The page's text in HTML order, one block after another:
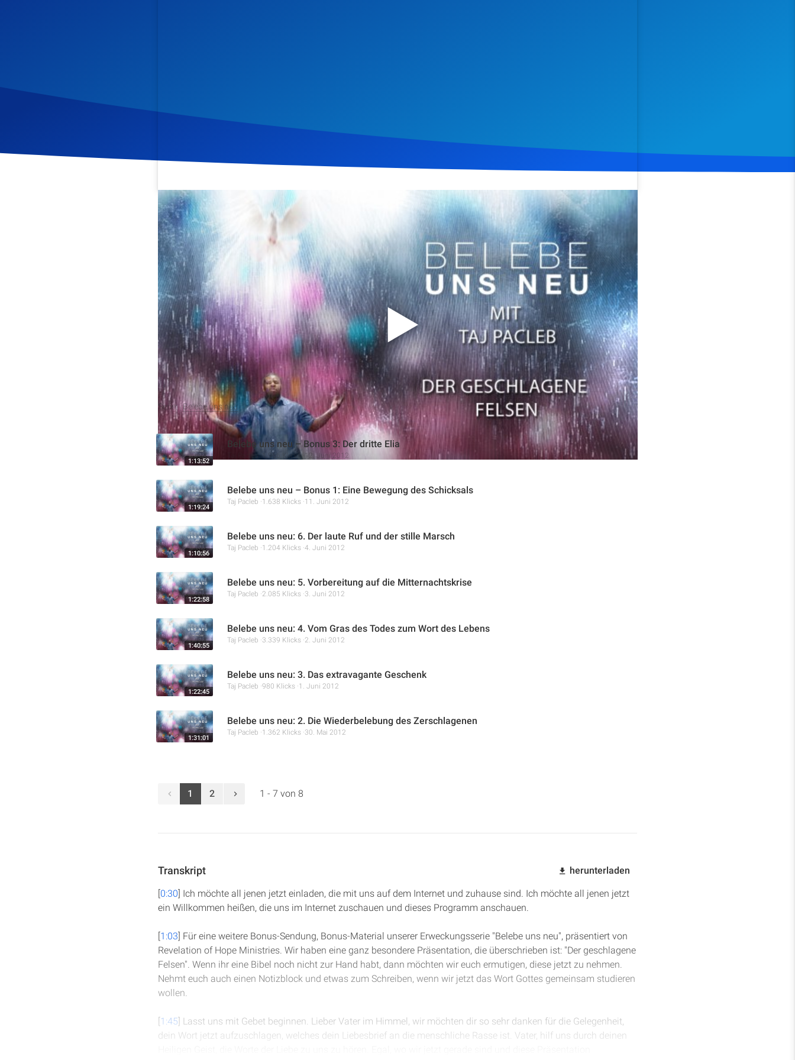
Veröffentlicht am 11. Juni 2012 Download Teilen
Diese Bonus-Sendung der Erweckungsserie „Belebe uns neu“ mit dem Titel „Der geschlagene Felsen“ beleuchtet die
tiefere Bedeutung biblischer Ereignisse. Anhand des Beispiels des geschlagenen Felsens in der Wüste wird die
Symbolik von Gottes Liebe, Gnade und dem Opfer Jesu Christi für die Erlösung der Menschheit erklärt. Das Video
lädt dazu ein, die eigene Beziehung zu Gott zu vertiefen und die Kraft des Heiligen Geistes im Leben zu erfahren.
Weitere Aufnahmen
Serie: Belebe uns neu
1:13:52
Belebe uns neu – Bonus 3: Der dritte Elia
Taj Pacleb 1.966 Klicks 12. Juni 2012
1:19:24
Belebe uns neu – Bonus 1: Eine Bewegung des Schicksals
Taj Pacleb 1.638 Klicks 11. Juni 2012
1:10:56
Belebe uns neu: 6. Der laute Ruf und der stille Marsch
Taj Pacleb 1.204 Klicks 4. Juni 2012
1:22:58
Belebe uns neu: 5. Vorbereitung auf die Mitternachtskrise
Taj Pacleb 2.085 Klicks 3. Juni 2012
1:40:55
Belebe uns neu: 4. Vom Gras des Todes zum Wort des Lebens
Taj Pacleb 3.339 Klicks 2. Juni 2012
1:22:45
Belebe uns neu: 3. Das extravagante Geschenk
Taj Pacleb 980 Klicks 1. Juni 2012
1:31:01
Belebe uns neu: 2. Die Wiederbelebung des Zerschlagenen
Taj Pacleb 1.362 Klicks 30. Mai 2012
1 2 1 - 7 von 8
Transkript herunterladen
[0:30] Ich möchte all jenen jetzt einladen, die mit uns auf dem Internet und zuhause sind. Ich möchte all jenen jetzt
ein Willkommen heißen, die uns im Internet zuschauen und dieses Programm anschauen.
[1:03] Für eine weitere Bonus-Sendung, Bonus-Material unserer Erweckungsserie "Belebe uns neu", präsentiert von
Revelation of Hope Ministries. Wir haben eine ganz besondere Präsentation, die überschrieben ist: "Der geschlagene
Felsen". Wenn ihr eine Bibel noch nicht zur Hand habt, dann möchten wir euch ermutigen, diese jetzt zu nehmen.
Nehmt euch auch einen Notizblock und etwas zum Schreiben, wenn wir jetzt das Wort Gottes gemeinsam studieren
wollen.
[1:45] Lasst uns mit Gebet beginnen. Lieber Vater im Himmel, wir möchten dir so sehr danken für die Gelegenheit,
dein Wort jetzt aufzuschlagen, welches dein Liebesbrief an die menschliche Rasse ist. Vater, hilf uns durch deinen